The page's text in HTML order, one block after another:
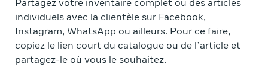
Partagez votre inventaire complet ou des articles
individuels avec la clientèle sur Facebook,
Instagram, WhatsApp ou ailleurs. Pour ce faire,
copiez le lien court du catalogue ou de l’article et
partagez-le où vous le souhaitez.